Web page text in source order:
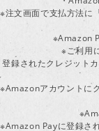
※注文画面で支払方法に
※Amazon
※ご利用
登録されたクレジット
※Amazonアカウントに
※Amazon Payに登録さ